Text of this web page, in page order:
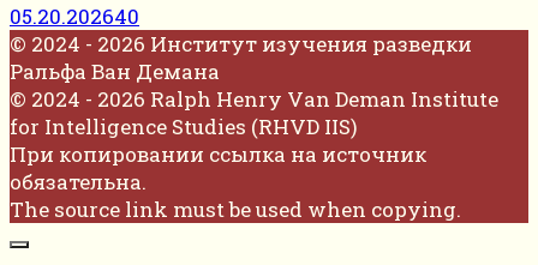
05.20.202640
© 2024 - 2026 Институт изучения разведки
Ральфа Ван Демана
© 2024 - 2026 Ralph Henry Van Deman Institute
for Intelligence Studies (RHVD IIS)
При копировании ссылка на источник
обязательна.
The source link must be used when copying.